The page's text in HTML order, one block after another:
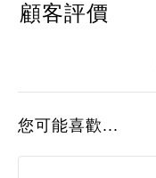
顧客評價
您可能喜歡...